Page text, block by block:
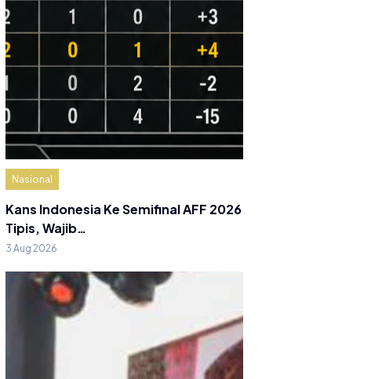
Nasional
Kans Indonesia Ke Semifinal AFF 2026
Tipis, Wajib…
3 Aug 2026